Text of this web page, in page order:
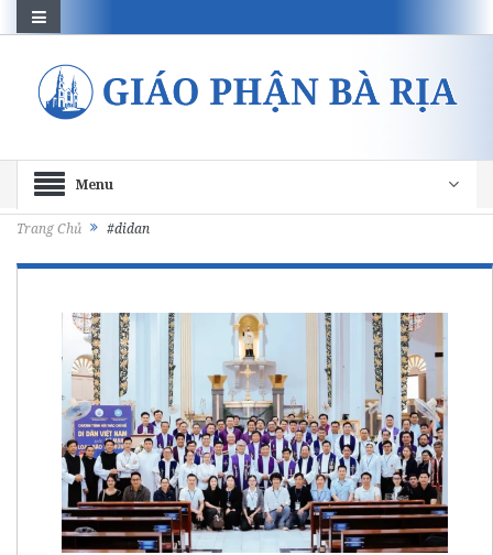
Menu
Trang Chủ #didan